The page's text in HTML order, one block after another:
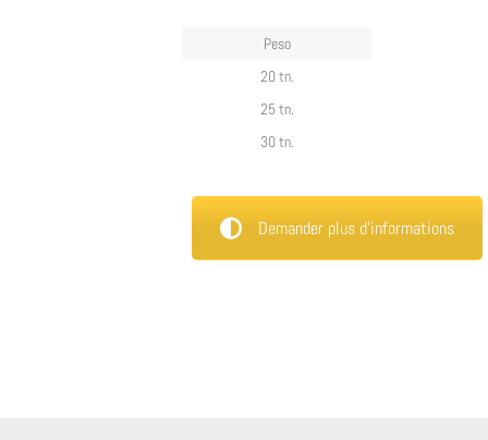
Peso
20 tn.
25 tn.
30 tn.
Demander plus d’informations